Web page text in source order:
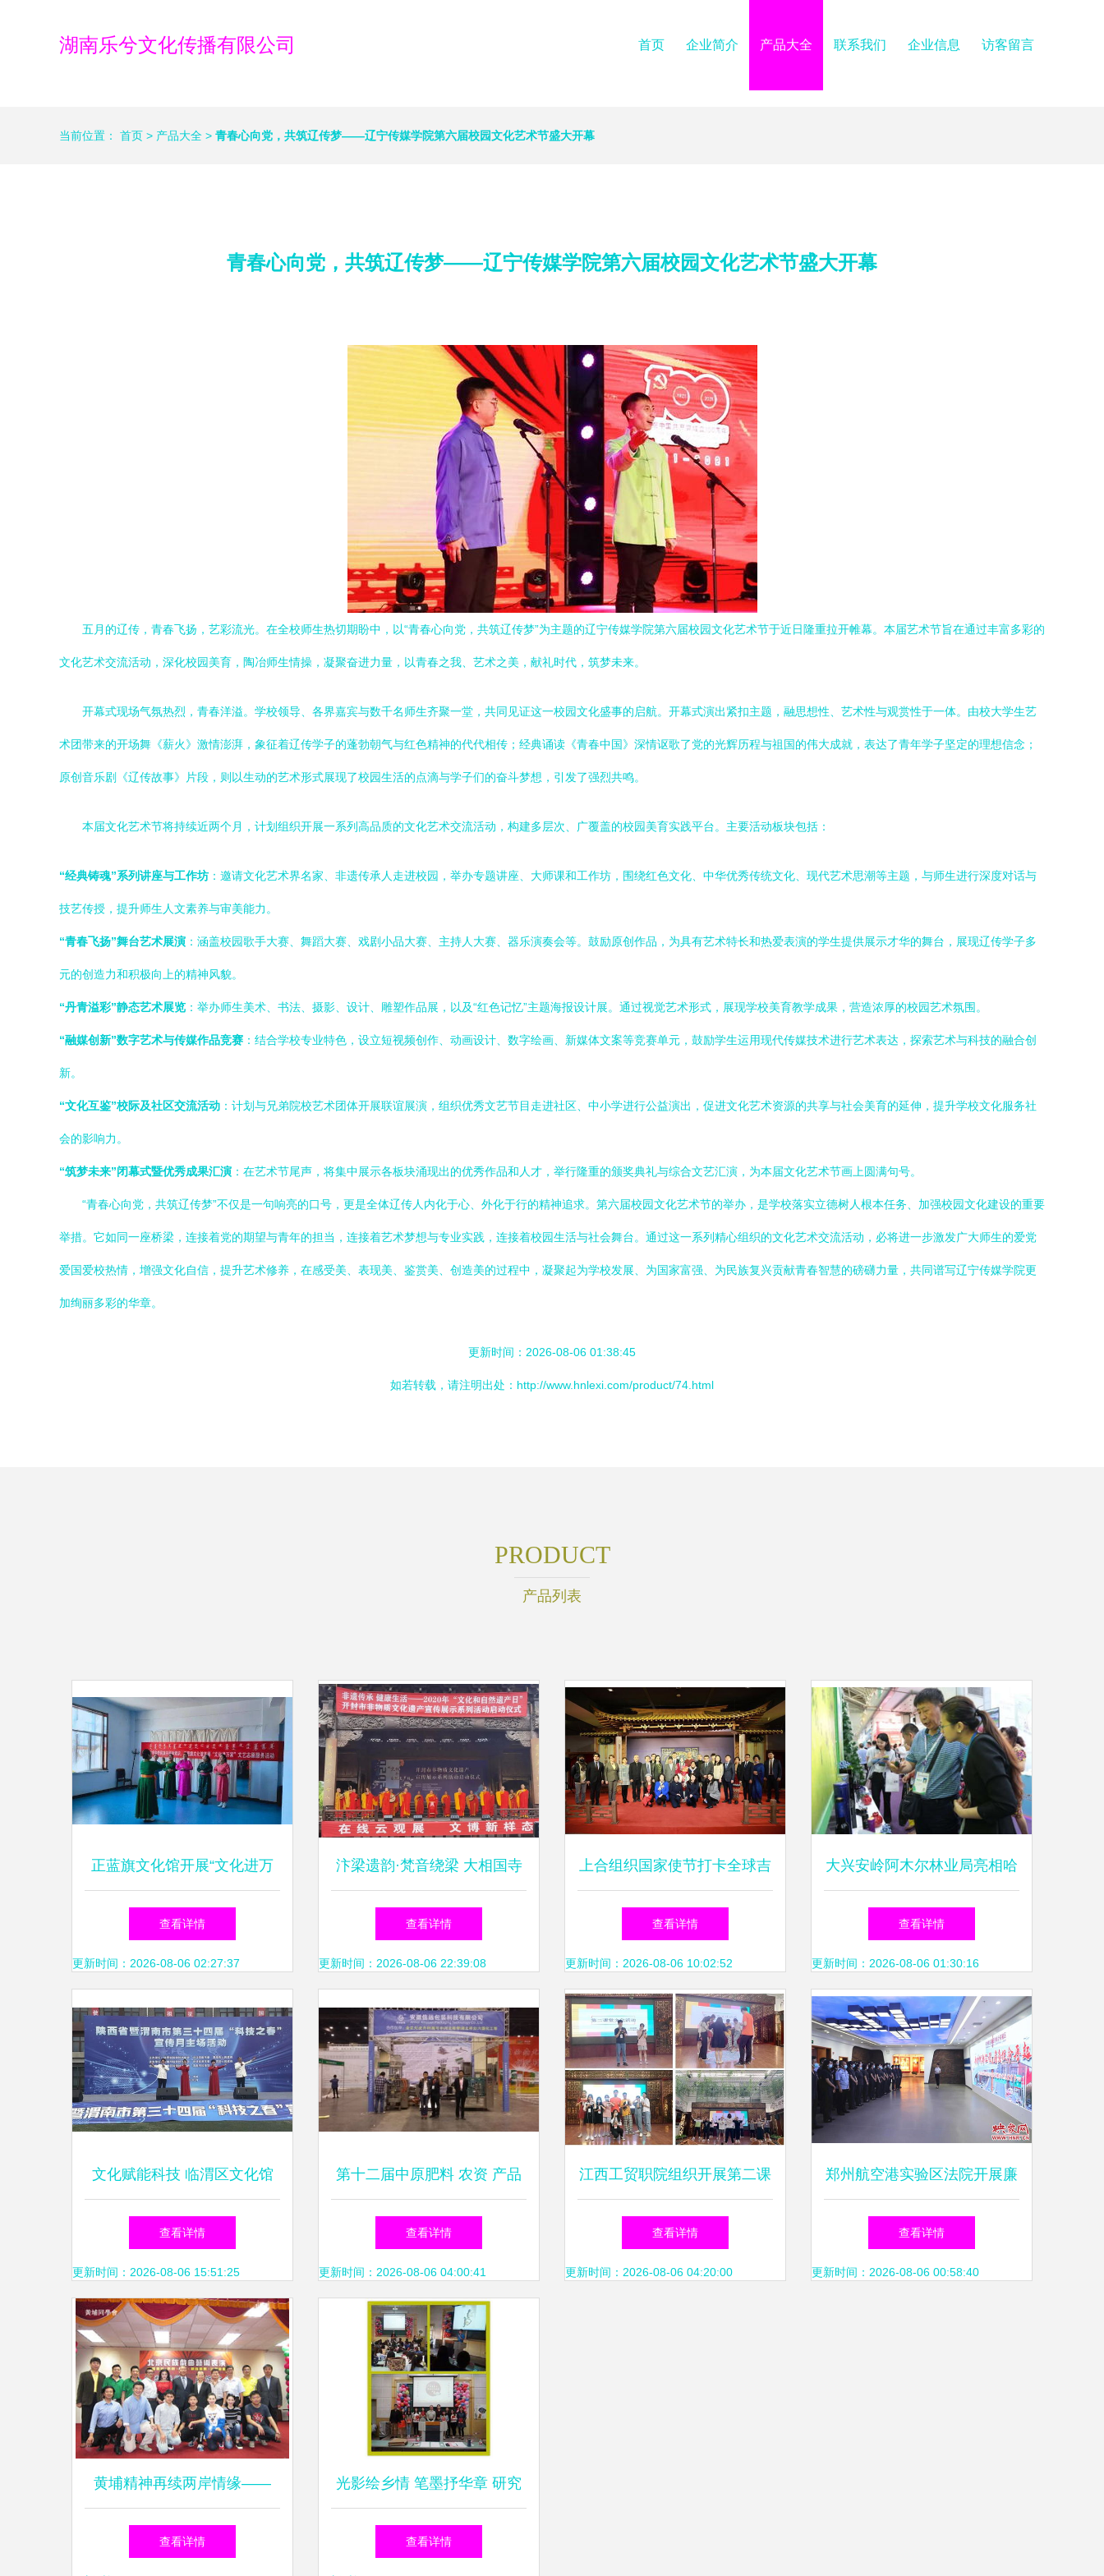
湖南乐兮文化传播有限公司 首页 企业简介 产品大全 联系我们 企业信息 访客留言
当前位置： 首页 > 产品大全 > 青春心向党，共筑辽传梦——辽宁传媒学院第六届校园文化艺术节盛大开幕
青春心向党，共筑辽传梦——辽宁传媒学院第六届校园文化艺术节盛大开幕
五月的辽传，青春飞扬，艺彩流光。在全校师生热切期盼中，以“青春心向党，共筑辽传梦”为主题的辽宁传媒学院第六届校园文化艺术节于近日隆重拉开帷幕。本届艺术节旨在通过丰富多彩的
文化艺术交流活动，深化校园美育，陶冶师生情操，凝聚奋进力量，以青春之我、艺术之美，献礼时代，筑梦未来。
开幕式现场气氛热烈，青春洋溢。学校领导、各界嘉宾与数千名师生齐聚一堂，共同见证这一校园文化盛事的启航。开幕式演出紧扣主题，融思想性、艺术性与观赏性于一体。由校大学生艺
术团带来的开场舞《薪火》激情澎湃，象征着辽传学子的蓬勃朝气与红色精神的代代相传；经典诵读《青春中国》深情讴歌了党的光辉历程与祖国的伟大成就，表达了青年学子坚定的理想信念；
原创音乐剧《辽传故事》片段，则以生动的艺术形式展现了校园生活的点滴与学子们的奋斗梦想，引发了强烈共鸣。
本届文化艺术节将持续近两个月，计划组织开展一系列高品质的文化艺术交流活动，构建多层次、广覆盖的校园美育实践平台。主要活动板块包括：
“经典铸魂”系列讲座与工作坊 ：邀请文化艺术界名家、非遗传承人走进校园，举办专题讲座、大师课和工作坊，围绕红色文化、中华优秀传统文化、现代艺术思潮等主题，与师生进行深度对话与
技艺传授，提升师生人文素养与审美能力。
“青春飞扬”舞台艺术展演 ：涵盖校园歌手大赛、舞蹈大赛、戏剧小品大赛、主持人大赛、器乐演奏会等。鼓励原创作品，为具有艺术特长和热爱表演的学生提供展示才华的舞台，展现辽传学子多
元的创造力和积极向上的精神风貌。
“丹青溢彩”静态艺术展览 ：举办师生美术、书法、摄影、设计、雕塑作品展，以及“红色记忆”主题海报设计展。通过视觉艺术形式，展现学校美育教学成果，营造浓厚的校园艺术氛围。
“融媒创新”数字艺术与传媒作品竞赛 ：结合学校专业特色，设立短视频创作、动画设计、数字绘画、新媒体文案等竞赛单元，鼓励学生运用现代传媒技术进行艺术表达，探索艺术与科技的融合创
新。
“文化互鉴”校际及社区交流活动 ：计划与兄弟院校艺术团体开展联谊展演，组织优秀文艺节目走进社区、中小学进行公益演出，促进文化艺术资源的共享与社会美育的延伸，提升学校文化服务社
会的影响力。
“筑梦未来”闭幕式暨优秀成果汇演 ：在艺术节尾声，将集中展示各板块涌现出的优秀作品和人才，举行隆重的颁奖典礼与综合文艺汇演，为本届文化艺术节画上圆满句号。
“青春心向党，共筑辽传梦”不仅是一句响亮的口号，更是全体辽传人内化于心、外化于行的精神追求。第六届校园文化艺术节的举办，是学校落实立德树人根本任务、加强校园文化建设的重要
举措。它如同一座桥梁，连接着党的期望与青年的担当，连接着艺术梦想与专业实践，连接着校园生活与社会舞台。通过这一系列精心组织的文化艺术交流活动，必将进一步激发广大师生的爱党
爱国爱校热情，增强文化自信，提升艺术修养，在感受美、表现美、鉴赏美、创造美的过程中，凝聚起为学校发展、为国家富强、为民族复兴贡献青春智慧的磅礴力量，共同谱写辽宁传媒学院更
加绚丽多彩的华章。
更新时间：2026-08-06 01:38:45
如若转载，请注明出处：http://www.hnlexi.com/product/74.html
PRODUCT
产品列表
正蓝旗文化馆开展“文化进万
家”文艺志愿服务活动 组织文
化艺术交流，传递温暖与活力
查看详情
更新时间：2026-08-06 02:27:37
汴梁遗韵·梵音绕梁 大相国寺
梵乐亮相文化和自然遗产日
查看详情
更新时间：2026-08-06 22:39:08
上合组织国家使节打卡全球吉
庆生肖设计大赛邀请展 沉浸
式体验中国生肖文化魅力
查看详情
更新时间：2026-08-06 10:02:52
大兴安岭阿木尔林业局亮相哈
洽会，组织文化艺术交流活动
查看详情
更新时间：2026-08-06 01:30:16
文化赋能科技 临渭区文化馆
以文艺展演点亮‘科技之春’启
动仪式
查看详情
更新时间：2026-08-06 15:51:25
第十二届中原肥料 农资 产品
交易暨信息交流会
查看详情
更新时间：2026-08-06 04:00:41
江西工贸职院组织开展第二课
堂文化活动
查看详情
更新时间：2026-08-06 04:20:00
郑州航空港实验区法院开展廉
洁文化与艺术交流活动，提升
党员干警综合素质
查看详情
更新时间：2026-08-06 00:58:40
黄埔精神再续两岸情缘——
2015年黄埔文化艺术交流访问
查看详情
光影绘乡情 笔墨抒华章 研究
生院首届摄影征文大赛启幕
查看详情